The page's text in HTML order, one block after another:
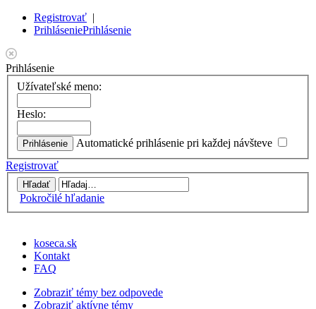
Registrovať |
PrihláseniePrihlásenie
Prihlásenie
Užívateľské meno:
Heslo:
Automatické prihlásenie pri každej návšteve
Registrovať
Pokročilé hľadanie
koseca.sk
Kontakt
FAQ
Zobraziť témy bez odpovede
Zobraziť aktívne témy